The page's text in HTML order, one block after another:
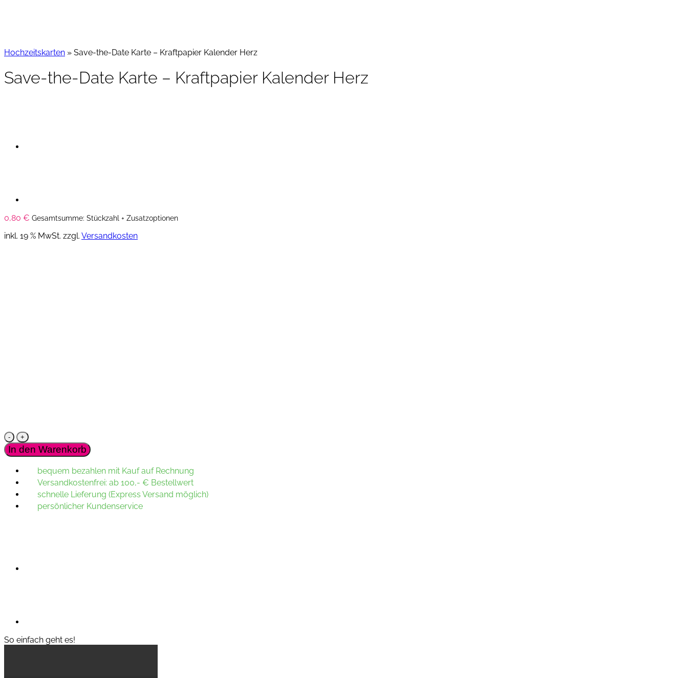
Hochzeitskarten » Save-the-Date Karte – Kraftpapier Kalender Herz
Save-the-Date Karte – Kraftpapier Kalender Herz
0,80 € Gesamtsumme: Stückzahl + Zusatzoptionen
inkl. 19 % MwSt. zzgl. Versandkosten
Save-
the-
Date
–
Kraftpapier
Kalender
Herz
Menge
In den Warenkorb
bequem bezahlen mit Kauf auf Rechnung
Versandkostenfrei: ab 100,- € Bestellwert
schnelle Lieferung (Express Versand möglich)
persönlicher Kundenservice
So einfach geht es!